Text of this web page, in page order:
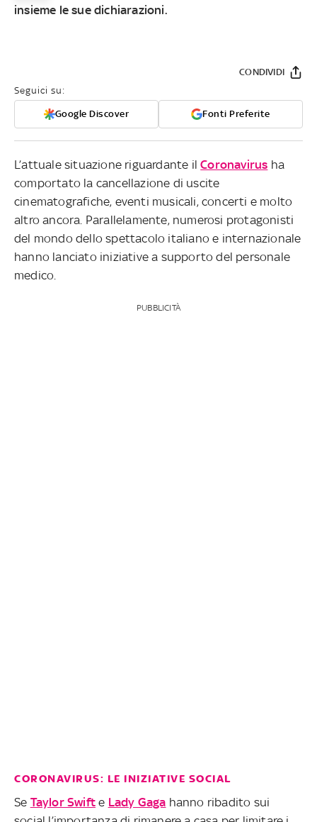
insieme le sue dichiarazioni.
Seguici su:
Google Discover Fonti Preferite
CONDIVIDI
L’attuale situazione riguardante ilCoronavirus ha
comportato la cancellazione di uscite
cinematografiche, eventi musicali, concerti e molto
altro ancora. Parallelamente, numerosi protagonisti
del mondo dello spettacolo italiano e internazionale
hanno lanciato iniziative a supporto del personale
medico.
PUBBLICITÀ
CORONAVIRUS: LE INIZIATIVE SOCIAL
Se Taylor Swift e Lady Gaga hanno ribadito sui